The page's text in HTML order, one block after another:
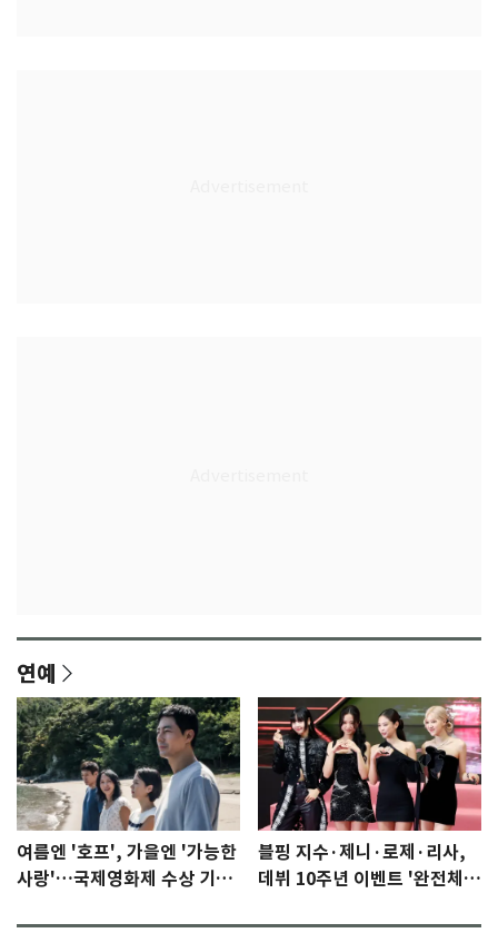
연예
여름엔 '호프', 가을엔 '가능한
사랑'…국제영화제 수상 기대
블핑 지수·제니·로제·리사,
데뷔 10주년 이벤트 '완전체'